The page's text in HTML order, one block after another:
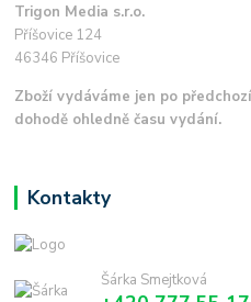
Trigon Media s.r.o.
Příšovice 124
46346 Příšovice
Zboží vydáváme jen po
dohodě ohledně času vydání.
Kontakty
Šárka Smejtková